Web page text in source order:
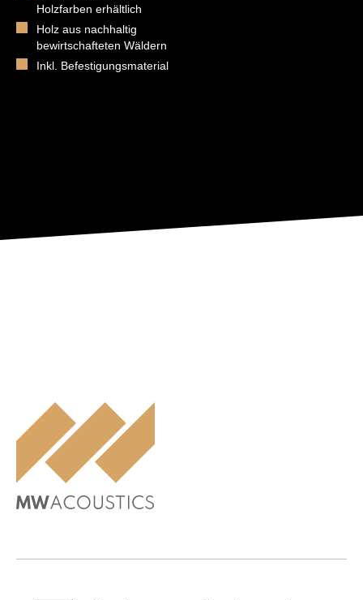
Holzfarben erhältlich
Holz aus nachhaltig
bewirtschafteten Wäldern
Inkl. Befestigungsmaterial